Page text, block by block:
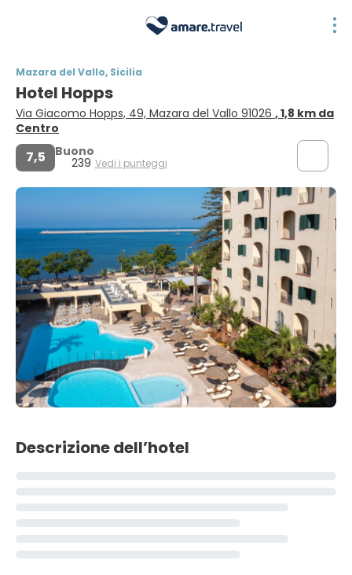
Mazara del Vallo, Sicilia
Hotel Hopps
Via Giacomo Hopps, 49, Mazara del Vallo 91026 , 1,8 km da
Centro
7,5 Buono
239 Vedi i punteggi
Descrizione dell’hotel